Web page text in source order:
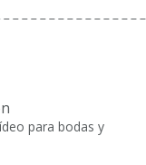
para bodas y